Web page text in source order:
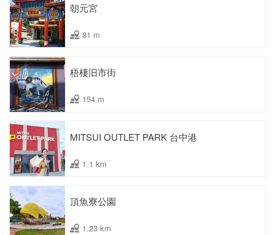
朝元宮
81 m
梧棲旧市街
154 m
MITSUI OUTLET PARK 台中港
1.1 km
頂魚寮公園
1.23 km